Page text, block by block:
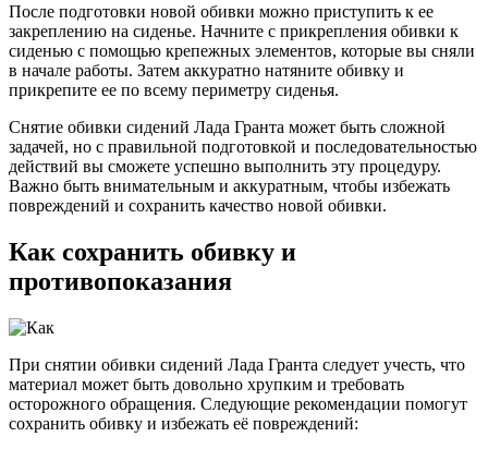
После подготовки новой обивки можно приступить к ее
закреплению на сиденье. Начните с прикрепления обивки к
сиденью с помощью крепежных элементов, которые вы сняли
в начале работы. Затем аккуратно натяните обивку и
прикрепите ее по всему периметру сиденья.
Снятие обивки сидений Лада Гранта может быть сложной
задачей, но с правильной подготовкой и последовательностью
действий вы сможете успешно выполнить эту процедуру.
Важно быть внимательным и аккуратным, чтобы избежать
повреждений и сохранить качество новой обивки.
Как сохранить обивку и
противопоказания
При снятии обивки сидений Лада Гранта следует учесть, что
материал может быть довольно хрупким и требовать
осторожного обращения. Следующие рекомендации помогут
сохранить обивку и избежать её повреждений: